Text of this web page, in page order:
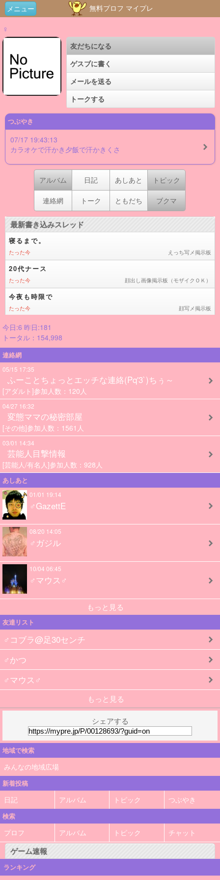
メニュー 無料プロフ マイプレ
♀
友だちになる
ゲスブに書く
メールを送る
トークする
つぶやき
07/17 19:43:13
カラオケで汗かき夕飯で汗かきくさ
アルバム 日記 あしあと トピック
連絡網 トーク ともだち ブクマ
今日:6 昨日:181
トータル：154,998
連絡網
05/15 17:35
ふーことちょっとエッチな連絡(Pq′3`)ちぅ～
[アダルト]参加人数：120人
04/27 16:32
変態ママの秘密部屋
[その他]参加人数：1561人
03/01 14:34
芸能人目撃情報
[芸能人/有名人]参加人数：928人
あしあと
01/01 19:14
♂GazettE
08/20 14:05
♂ガジル
10/04 06:45
♂マウス♂
もっと見る
友達リスト
♂コブラ@足30センチ
♂かつ
♂マウス♂
もっと見る
シェアする
地域で検索
みんなの地域広場
新着投稿
日記 アルバム トピック つぶやき
検索
プロフ アルバム トピック チャット
ゲーム速報
ランキング